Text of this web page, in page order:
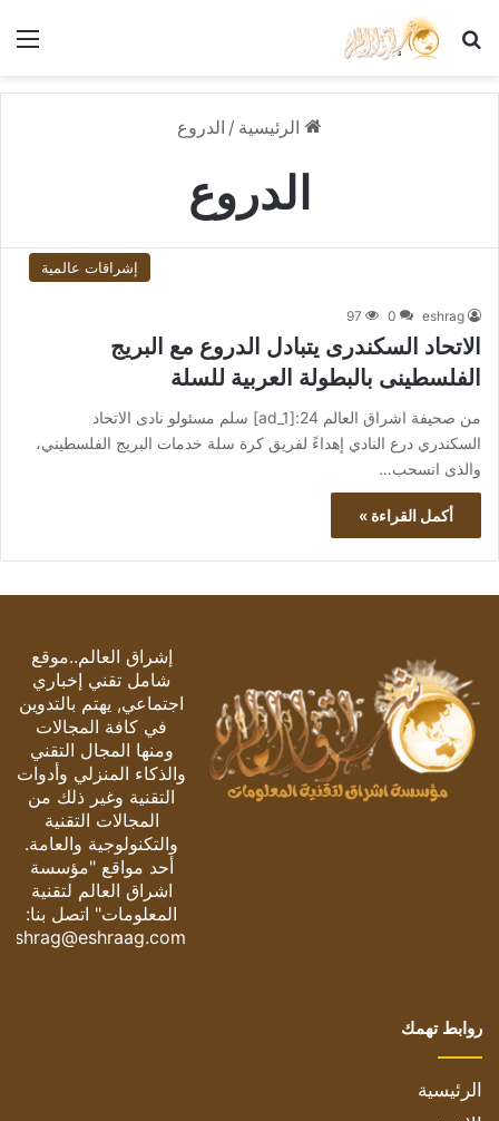
بحث عن
الرئيسية / الدروع
الدروع
إشراقات عالمية
eshrag
0
97
الاتحاد السكندرى يتبادل الدروع مع البريج
الفلسطينى بالبطولة العربية للسلة
من صحيفة اشراق العالم 24:[ad_1] سلم مسئولو نادى الاتحاد
السكندري درع النادي إهداءً لفريق كرة سلة خدمات البريج الفلسطيني،
والذى انسحب…
أكمل القراءة »
إشراق العالم..موقع
شامل تقني إخباري
اجتماعي, يهتم بالتدوين
في كافة المجالات
ومنها المجال التقني
والذكاء المنزلي وأدوات
التقنية وغير ذلك من
المجالات التقنية
والتكنولوجية والعامة.
أحد مواقع "مؤسسة
اشراق العالم لتقنية
المعلومات" اتصل بنا:
eshrag@eshraag.com
روابط تهمك
الرئيسية